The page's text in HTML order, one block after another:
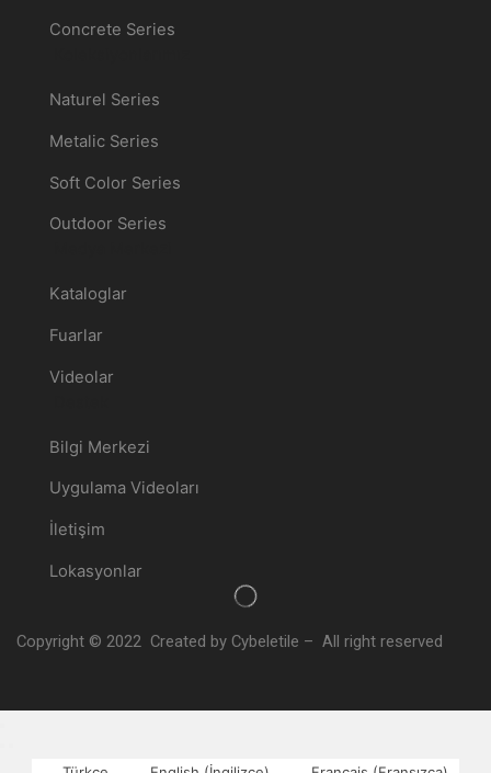
Concrete Series
Naturel Series
Metalic Series
Soft Color Series
Outdoor Series
Kataloglar
Fuarlar
Videolar
Bilgi Merkezi
Uygulama Videoları
İletişim
Lokasyonlar
Copyright © 2022 Created by Cybeletile – All right reserved